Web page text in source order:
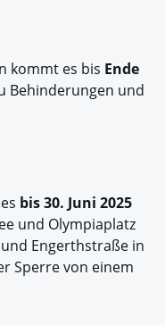
kommt es bis Ende
Behinderungen und
bis 30. Juni 2025
und Olympiaplatz
Engerthstraße in
Sperre von einem